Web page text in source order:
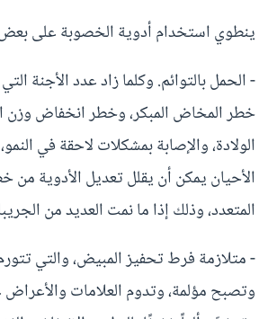
ينطوي استخدام أدوية الخصوبة على
- الحمل بالتوائم. وكلما زاد عدد الأجنة
خطر المخاض المبكر، وخطر انخفاض وزن
الولادة، والإصابة بمشكلات لاحقة في
الأحيان يمكن أن يقلل تعديل الأدوية من
المتعدد، وذلك إذا ما نمت العديد من
- متلازمة فرط تحفيز المبيض، والتي
وتصبح مؤلمة، وتدوم العلامات